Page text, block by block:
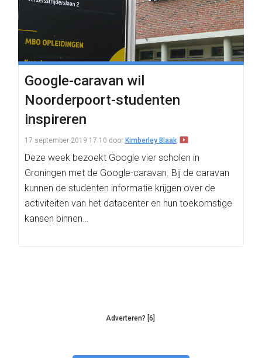
Google-caravan wil
Noorderpoort-studenten
inspireren
17 september 2019 17:10 door Kimberley Blaak
Deze week bezoekt Google vier scholen in
Groningen met de Google-caravan. Bij de caravan
kunnen de studenten informatie krijgen over de
activiteiten van het datacenter en hun toekomstige
kansen binnen…
Adverteren? [6]